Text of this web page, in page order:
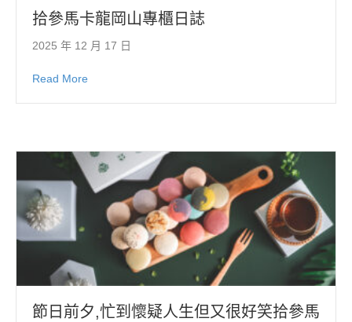
拾參馬卡龍岡山專櫃日誌
2025 年 12 月 17 日
Read More
節日前夕,忙到懷疑人生但又很好笑拾參馬